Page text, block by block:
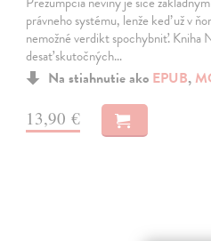
právneho systému, lenže keď už v
nemožné verdikt spochybniť. Kniha
desať skutočných…
Na stiahnutie ako EPUB,
13,90 €